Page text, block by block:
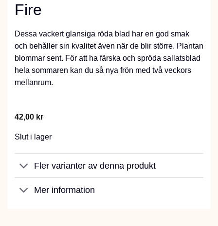
Fire
Dessa vackert glansiga röda blad har en god smak
och behåller sin kvalitet även när de blir större. Plantan
blommar sent. För att ha färska och spröda sallatsblad
hela sommaren kan du så nya frön med två veckors
mellanrum.
42,00 kr
Slut i lager
Fler varianter av denna produkt
Mer information